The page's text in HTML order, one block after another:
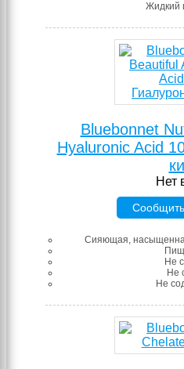
Жидкий
Bluebonnet
Hyaluronic Acid
Нет
Сияющая,
Не
Не
Не